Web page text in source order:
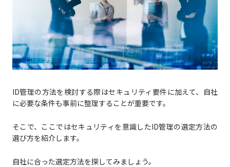
ID管理の方法を検討する際はセキュリティ要件に加えて、自社
に必要な条件も事前に整理することが重要です。
そこで、ここではセキュリティを意識したID管理の選定方法の
選び方を紹介します。
自社に合った選定方法を探してみましょう。